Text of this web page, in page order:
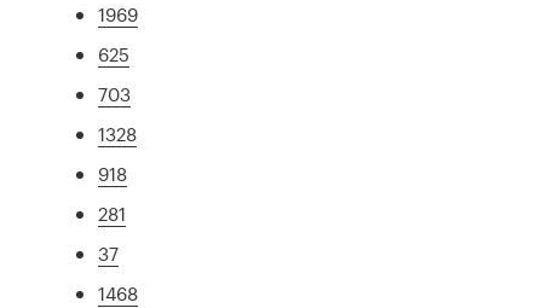
1969
625
703
1328
918
281
37
1468